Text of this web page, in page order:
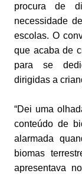
procura de
necessidade
escolas. O
que acaba de
para se
dirigidas a
“Dei uma
conteúdo de
alarmada
biomas
apresentava